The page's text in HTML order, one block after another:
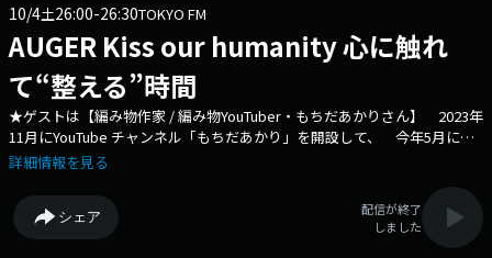
10/4土26:00-26:30TOKYO FM
AUGER Kiss our humanity 心に触れ
て“整える”時間
★ゲストは【編み物作家 / 編み物YouTuber・もちだあかりさん】 2023年
11月にYouTube チャンネル「もちだあかり」を開設して、 今年5月に
は、『はじめてでも「かわいい」がつくれる！ かぎ針編みの、あみこも
整え方をお聞きします。 ★パーソナリティは、グルーミングブランド
「AUGER」を手がける 【クリエイティブディレクター・鈴木曜】 番
組Webサイト：https://www.tfm.co.jp/koh/ メッセージフォーム：
詳細情報を見る
シェア
配信が終了
しました